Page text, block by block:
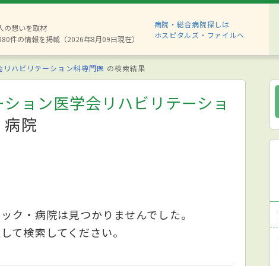
の想いを取材
件の情報を掲載（2026年8月09日現在）
病院・総合病院探しは
ホスピタルズ・ファイルへ
ハビリテーション科専門医 の検索結果
ョン医学会リハビリテーショ
院
ク・病院は見つかりませんでした。
て検索してください。